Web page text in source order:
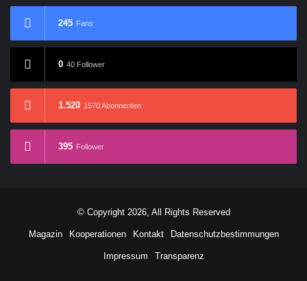
245 Fans
0 40 Follower
1.520 1570 Abonnenten
395 Follower
© Copyright 2026, All Rights Reserved
Magazin Kooperationen Kontakt Datenschutzbestimmungen
Impressum Transparenz